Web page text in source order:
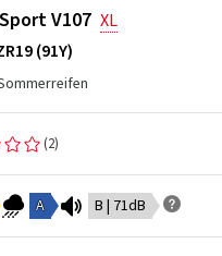
V107 XL
(91Y)
(2)
A B | 71dB